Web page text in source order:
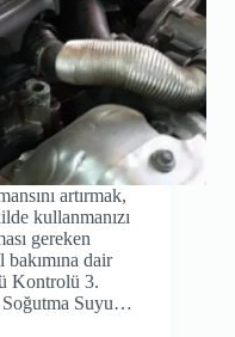
artırmak,
kullanmanızı
gereken
dair
Kontrolü 3.
Suyu…